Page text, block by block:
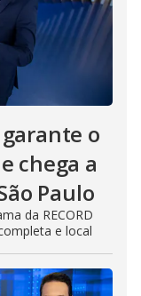
garante o
chega a
Paulo
da RECORD
e local